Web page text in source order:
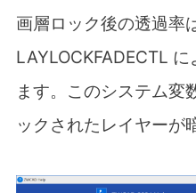
画層ロック後の透過率
LAYLOCKFADECTL
ます。このシステム変
ックされたレイヤーが